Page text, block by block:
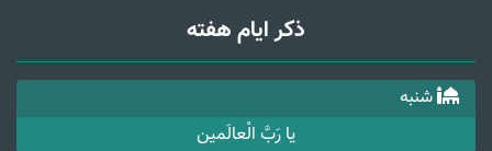
ذکر ایام هفته
شنبه
یا رَبَّ الْعالَمین